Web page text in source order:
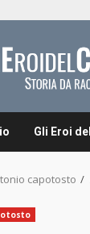
Gli Eroi
capotosto